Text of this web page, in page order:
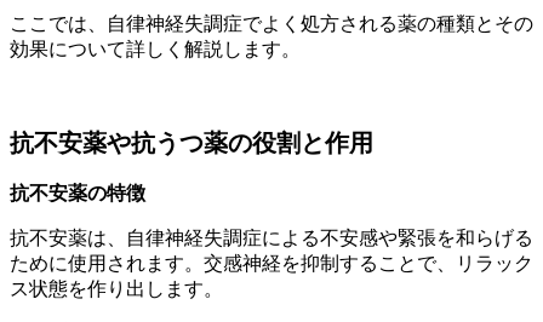
ここでは、自律神経失調症でよく処方される薬の種類とその
効果について詳しく解説します。
抗不安薬や抗うつ薬の役割と作用
抗不安薬の特徴
抗不安薬は、自律神経失調症による不安感や緊張を和らげる
ために使用されます。交感神経を抑制することで、リラック
ス状態を作り出します。